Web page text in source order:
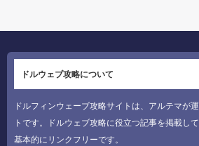
ドルウェブ攻略について
ドルフィンウェーブ攻略サイトは、アルテマが
トです。ドルウェブ攻略に役立つ記事を掲載し
基本的にリンクフリーです。